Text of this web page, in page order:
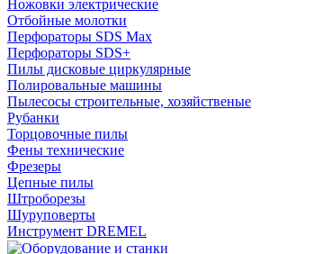
Ножовки электрические
Отбойные молотки
Перфораторы SDS Max
Перфораторы SDS+
Пилы дисковые циркулярные
Полировальные машины
Пылесосы строительные, хозяйственые
Рубанки
Торцовочные пилы
Фены технические
Фрезеры
Цепные пилы
Штроборезы
Шуруповерты
Инструмент DREMEL